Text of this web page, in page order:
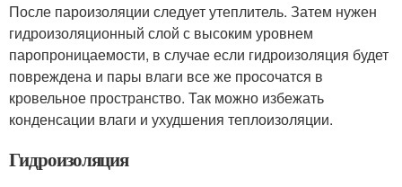
После пароизоляции следует утеплитель. Затем нужен
гидроизоляционный слой с высоким уровнем
паропроницаемости, в случае если гидроизоляция будет
повреждена и пары влаги все же просочатся в
кровельное пространство. Так можно избежать
конденсации влаги и ухудшения теплоизоляции.
Гидроизоляция